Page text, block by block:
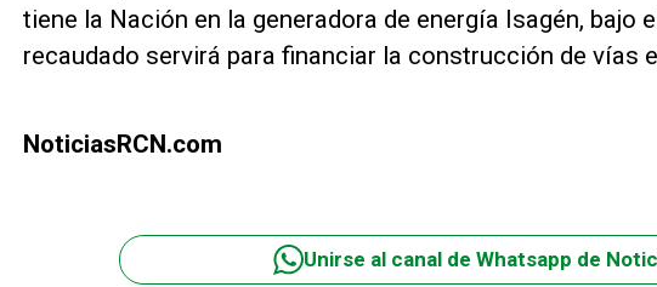
tiene la Nación en la generadora de energía Isagén, bajo
recaudado servirá para financiar la construcción de vías
NoticiasRCN.com
Unirse al canal de Whatsapp de